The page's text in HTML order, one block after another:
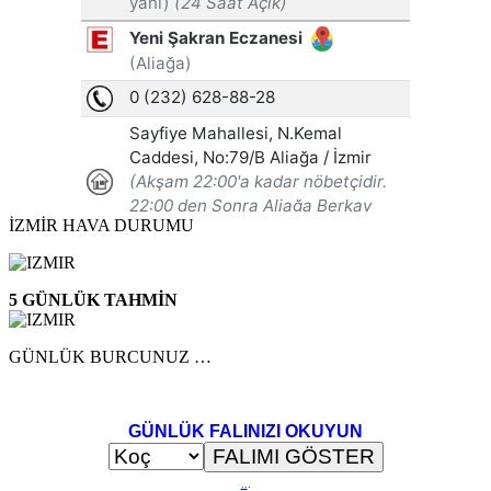
İZMİR HAVA DURUMU
5 GÜNLÜK TAHMİN
GÜNLÜK BURCUNUZ …
GÜNLÜK FALINIZI OKUYUN